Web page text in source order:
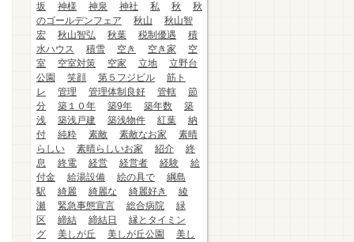
坂
神様 神泉 神社 私 秋
秋
のゴールデンフェア
秋山
秋山智
宏
秋山智弘 秋葉 税制優遇
積
水ハウス
積雪 空き 空き家
空
室
空室対策 空家 立地
立野台
公園
笑顔 第５フジビル
筋ト
レ
管理 管理体制良好 管轄
節
分
築１０年 築9年 築年数
築
浅
築浅戸建 築浅物件 紅葉
納
付
純粋 素敵 素敵なお家
素晴
らしい
素晴らしいお家 紹介
終
息
終電 経営 経営者 経験
給
付金
給湯設備 絵の具で
綱島
駅
綺麗 綺麗な 綺麗好き
綾
瀬
緊急事態宣言 総合病院
緑
区
締結 締結日
縁とタイミン
グ
美しが丘 美しが丘公園
美し